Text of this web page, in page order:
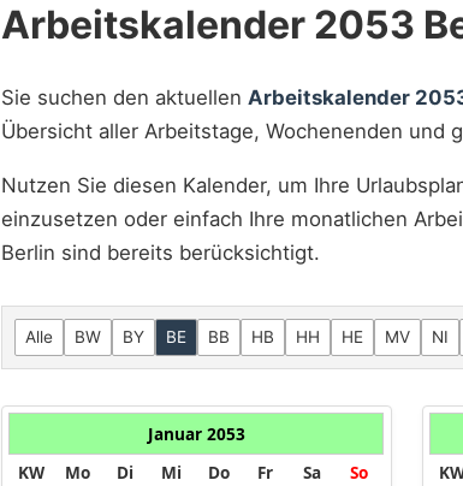
Arbeitskalender 2053
Sie suchen den aktuellen Arbeitskalender
Übersicht aller Arbeitstage, Wochenenden und
Nutzen Sie diesen Kalender, um Ihre
einzusetzen oder einfach Ihre monatlichen
Berlin sind bereits berücksichtigt.
Alle BW BY BE BB HB HH HE MV NI
Januar 2053
KW
Mo Di Mi Do Fr Sa So